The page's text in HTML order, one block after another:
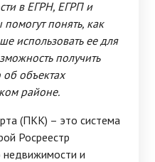
в ЕГРН, ЕГРП и
понять, как
использовать ее для
получить
объектах
районе.
(ПКК) – это система
Росреестр
и